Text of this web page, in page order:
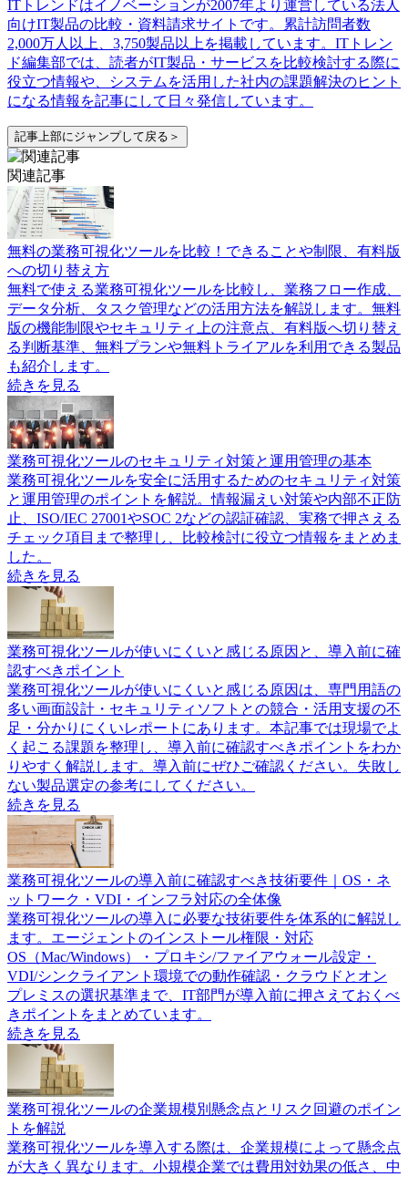
ITトレンドはイノベーションが2007年より運営している法人
向けIT製品の比較・資料請求サイトです。累計訪問者数
2,000万人以上、3,750製品以上を掲載しています。ITトレン
ド編集部では、読者がIT製品・サービスを比較検討する際に
役立つ情報や、システムを活用した社内の課題解決のヒント
になる情報を記事にして日々発信しています。
記事上部にジャンプして戻る＞
関連記事
無料の業務可視化ツールを比較！できることや制限、有料版
への切り替え方
無料で使える業務可視化ツールを比較し、業務フロー作成、
データ分析、タスク管理などの活用方法を解説します。無料
版の機能制限やセキュリティ上の注意点、有料版へ切り替え
る判断基準、無料プランや無料トライアルを利用できる製品
も紹介します。
続きを見る
業務可視化ツールのセキュリティ対策と運用管理の基本
業務可視化ツールを安全に活用するためのセキュリティ対策
と運用管理のポイントを解説。情報漏えい対策や内部不正防
止、ISO/IEC 27001やSOC 2などの認証確認、実務で押さえる
チェック項目まで整理し、比較検討に役立つ情報をまとめま
した。
続きを見る
業務可視化ツールが使いにくいと感じる原因と、導入前に確
認すべきポイント
業務可視化ツールが使いにくいと感じる原因は、専門用語の
多い画面設計・セキュリティソフトとの競合・活用支援の不
足・分かりにくいレポートにあります。本記事では現場でよ
く起こる課題を整理し、導入前に確認すべきポイントをわか
りやすく解説します。導入前にぜひご確認ください。失敗し
ない製品選定の参考にしてください。
続きを見る
業務可視化ツールの導入前に確認すべき技術要件｜OS・ネ
ットワーク・VDI・インフラ対応の全体像
業務可視化ツールの導入に必要な技術要件を体系的に解説し
ます。エージェントのインストール権限・対応
OS（Mac/Windows）・プロキシ/ファイアウォール設定・
VDI/シンクライアント環境での動作確認・クラウドとオン
プレミスの選択基準まで、IT部門が導入前に押さえておくべ
きポイントをまとめています。
続きを見る
業務可視化ツールの企業規模別懸念点とリスク回避のポイン
トを解説
業務可視化ツールを導入する際は、企業規模によって懸念点
が大きく異なります。小規模企業では費用対効果の低さ、中